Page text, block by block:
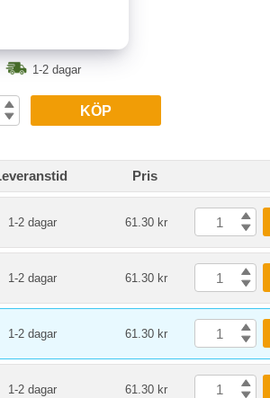
1-2 dagar
KÖP
Pris
1-2 dagar 61.30 kr
1-2 dagar 61.30 kr
1-2 dagar 61.30 kr
1-2 dagar 61.30 kr